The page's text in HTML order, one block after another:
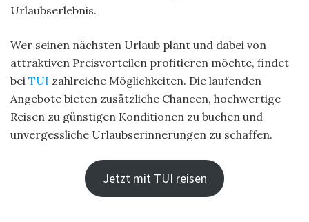
Urlaubserlebnis.
Wer seinen nächsten Urlaub plant und dabei von
attraktiven Preisvorteilen profitieren möchte, findet
bei TUI zahlreiche Möglichkeiten. Die laufenden
Angebote bieten zusätzliche Chancen, hochwertige
Reisen zu günstigen Konditionen zu buchen und
unvergessliche Urlaubserinnerungen zu schaffen.
Jetzt mit TUI reisen